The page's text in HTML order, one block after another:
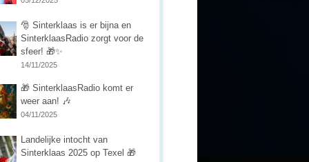
🎅 Sinterklaas is er bijna en
SinterklaasRadio zorgt voor de
sfeer! 🎁✨
14/11/2025
🎁 SinterklaasRadio komt er
weer aan! 🎶
04/11/2025
Landelijke intocht van
Sinterklaas 2025 op Texel 🎁